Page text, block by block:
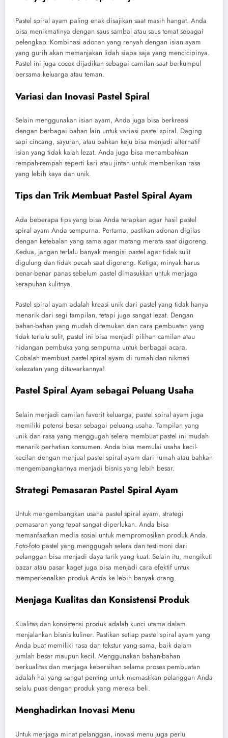
Pastel spiral ayam paling enak disajikan saat masih hangat. Anda
bisa menikmatinya dengan saus sambal atau saus tomat sebagai
pelengkap. Kombinasi adonan yang renyah dengan isian ayam
yang gurih akan memanjakan lidah siapa saja yang mencicipinya.
Pastel ini juga cocok dijadikan sebagai camilan saat berkumpul
bersama keluarga atau teman.
Variasi dan Inovasi Pastel Spiral
Selain menggunakan isian ayam, Anda juga bisa berkreasi
dengan berbagai bahan lain untuk variasi pastel spiral. Daging
sapi cincang, sayuran, atau bahkan keju bisa menjadi alternatif
isian yang tidak kalah lezat. Anda juga bisa menambahkan
rempah-rempah seperti kari atau jintan untuk memberikan rasa
yang lebih kaya dan unik.
Tips dan Trik Membuat Pastel Spiral Ayam
Ada beberapa tips yang bisa Anda terapkan agar hasil pastel
spiral ayam Anda sempurna. Pertama, pastikan adonan digilas
dengan ketebalan yang sama agar matang merata saat digoreng.
Kedua, jangan terlalu banyak mengisi pastel agar tidak sulit
digulung dan tidak pecah saat digoreng. Ketiga, minyak harus
benar-benar panas sebelum pastel dimasukkan untuk menjaga
kerapuhan kulitnya.
Pastel spiral ayam adalah kreasi unik dari pastel yang tidak hanya
menarik dari segi tampilan, tetapi juga sangat lezat. Dengan
bahan-bahan yang mudah ditemukan dan cara pembuatan yang
tidak terlalu sulit, pastel ini bisa menjadi pilihan camilan atau
hidangan pembuka yang sempurna untuk berbagai acara.
Cobalah membuat pastel spiral ayam di rumah dan nikmati
kelezatan yang ditawarkannya!
Pastel Spiral Ayam sebagai Peluang Usaha
Selain menjadi camilan favorit keluarga, pastel spiral ayam juga
memiliki potensi besar sebagai peluang usaha. Tampilan yang
unik dan rasa yang menggugah selera membuat pastel ini mudah
menarik perhatian konsumen. Anda bisa memulai usaha kecil-
kecilan dengan menjual pastel spiral ayam dari rumah atau bahkan
mengembangkannya menjadi bisnis yang lebih besar.
Strategi Pemasaran Pastel Spiral Ayam
Untuk mengembangkan usaha pastel spiral ayam, strategi
pemasaran yang tepat sangat diperlukan. Anda bisa
memanfaatkan media sosial untuk mempromosikan produk Anda.
Foto-foto pastel yang menggugah selera dan testimoni dari
pelanggan bisa menjadi daya tarik yang kuat. Selain itu, mengikuti
bazar atau pasar kaget juga bisa menjadi cara efektif untuk
memperkenalkan produk Anda ke lebih banyak orang.
Menjaga Kualitas dan Konsistensi Produk
Kualitas dan konsistensi produk adalah kunci utama dalam
menjalankan bisnis kuliner. Pastikan setiap pastel spiral ayam yang
Anda buat memiliki rasa dan tekstur yang sama, baik dalam
jumlah besar maupun kecil. Menggunakan bahan-bahan
berkualitas dan menjaga kebersihan selama proses pembuatan
adalah hal yang sangat penting untuk memastikan pelanggan Anda
selalu puas dengan produk yang mereka beli.
Menghadirkan Inovasi Menu
Untuk menjaga minat pelanggan, inovasi menu juga perlu